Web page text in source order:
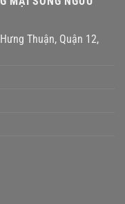
Thuận, Quận 12,